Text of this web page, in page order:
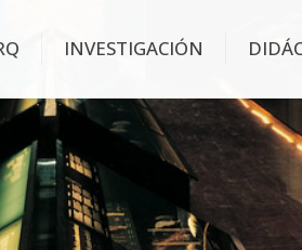
INVESTIGACIÓN